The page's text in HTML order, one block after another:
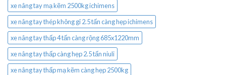
xe nâng tay mạ kẽm 2500kg ichimens
xe nâng tay thép không gỉ 2.5 tấn càng hẹp ichimens
xe nâng tay thấp 4 tấn càng rộng 685x1220mm
xe nâng tay thấp càng hẹp 2.5 tấn niuli
xe nâng tay thấp mạ kẽm càng hẹp 2500kg